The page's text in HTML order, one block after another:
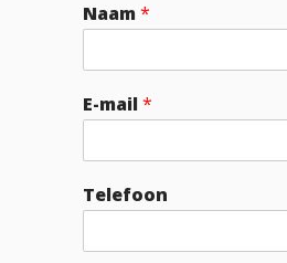
Naam*
E-mail*
Telefoon